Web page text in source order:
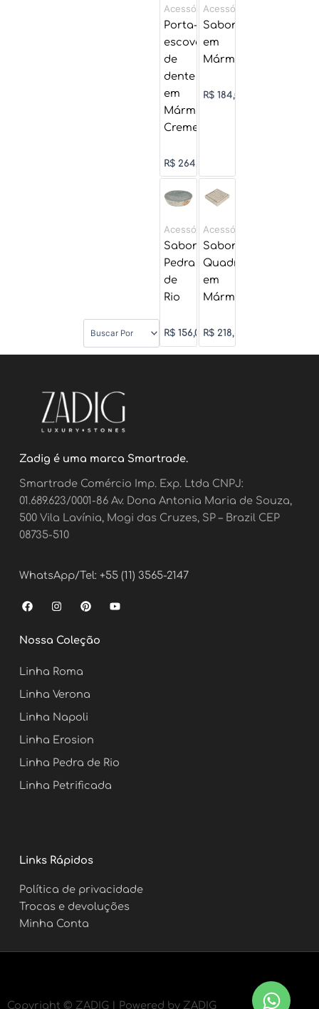
Acessórios
Porta-
escovas
de
dente
em
Mármore
Creme
R$ 264,50
Acessórios
Saboneteira
em
Mármore
R$184,00
Acessórios
Saboneteira
Pedra
de
Rio
R$ 156,00
Acessórios
Saboneteira
Quadrada
em
Mármore
R$218,50
Zadig é uma marca Smartrade.
Smartrade Comércio Imp. Exp. Ltda CNPJ:
01.689.623/0001-86 Av. Dona Antonia Maria de Souza,
500 Vila Lavínia, Mogi das Cruzes, SP – Brazil CEP
08735-510
WhatsApp/Tel: +55 (11) 3565-2147
F
a
e
b
o
k
I
n
t
a
r
a
m
P
i
t
e
Y
o
Nossa Coleção
Linha Roma
Linha Verona
Linha Napoli
Linha Erosion
Linha Pedra de Rio
Linha Petrificada
Links Rápidos
Política de privacidade
Trocas e devoluções
Minha Conta
Copyright © ZADIG | Powered by ZADIG